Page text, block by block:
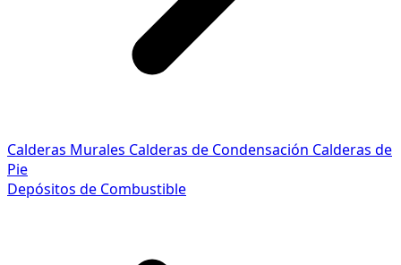
Calderas Murales Calderas de Condensación Calderas de
Pie
Depósitos de Combustible